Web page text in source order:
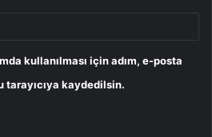
kullanılması için adım, e-posta
tarayıcıya kaydedilsin.